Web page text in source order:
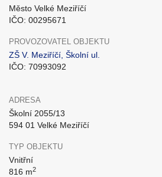
Město Velké Meziříčí
IČO: 00295671
PROVOZOVATEL OBJEKTU
ZŠ V. Meziříčí, Školní ul.
IČO: 70993092
ADRESA
Školní 2055/13
594 01 Velké Meziříčí
TYP OBJEKTU
Vnitřní
816 m2